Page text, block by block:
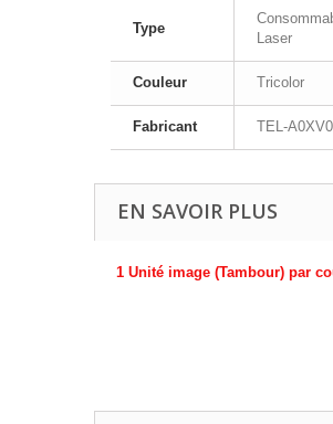
Type
Laser
Couleur Tricolor
Fabricant TEL-
EN SAVOIR PLUS
1 Unité image (Tambour) par